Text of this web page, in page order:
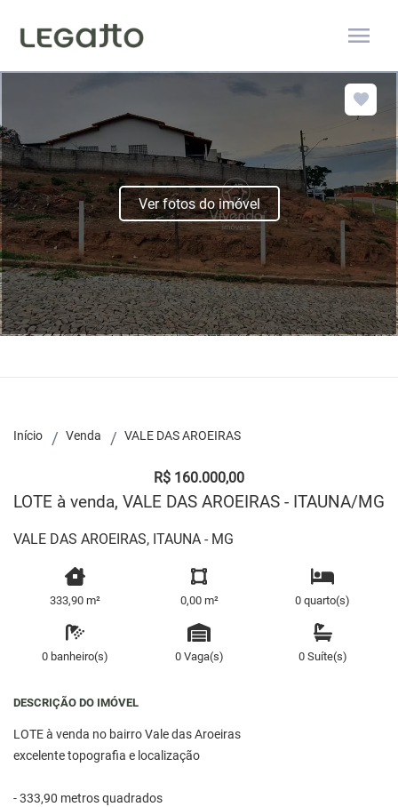
menu
Ver fotos do imóvel
Início Venda VALE DAS AROEIRAS
R$ 160.000,00
LOTE à venda, VALE DAS AROEIRAS - ITAUNA/MG
VALE DAS AROEIRAS, ITAUNA - MG
333,90 m² 0,00 m² 0 quarto(s)
0 banheiro(s) 0 Vaga(s) 0 Suíte(s)
DESCRIÇÃO DO IMÓVEL
LOTE à venda no bairro Vale das Aroeiras
excelente topografia e localização
- 333,90 metros quadrados